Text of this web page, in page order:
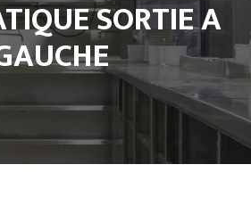
SORTIE A